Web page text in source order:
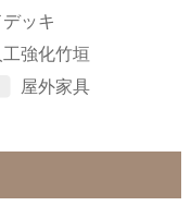
ッキ
工強化竹垣
屋外家具